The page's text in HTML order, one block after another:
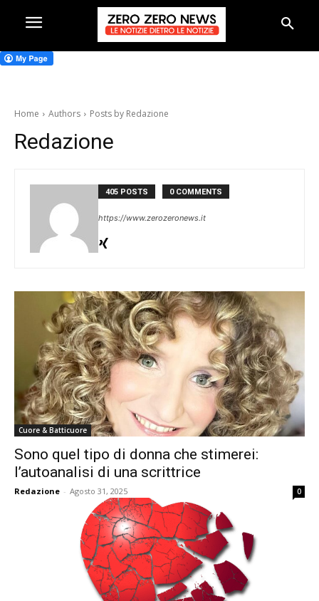
Home Authors Posts by Redazione
Redazione
405 POSTS 0 COMMENTS
https://www.zerozeronews.it
Cuore & Batticuore
Sono quel tipo di donna che stimerei:
l’autoanalisi di una scrittrice
Redazione - Agosto 31, 2025 0